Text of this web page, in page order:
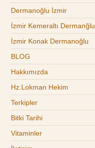
Dermanoğlu İzmir
İzmir Kemeraltı Dermanğlu
İzmir Konak Dermanoğlu
BLOG
Hakkımızda
Hz.Lokman Hekim
Terkipler
Bitki Tarihi
Vitaminler